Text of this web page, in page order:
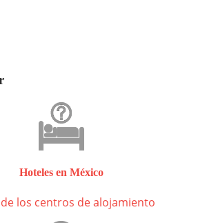
Hoteles en México
de los centros de alojamiento